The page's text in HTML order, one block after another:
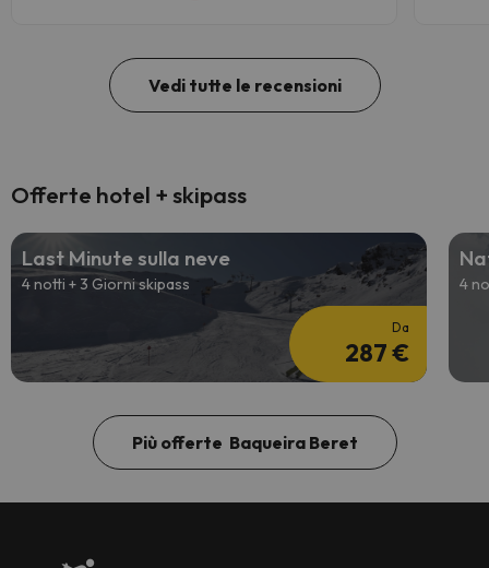
Vedi tutte le recensioni
Offerte hotel + skipass
Last Minute sulla neve
4 notti + 3 Giorni skipass
Da
287 €
4
Più offerte Baqueira Beret